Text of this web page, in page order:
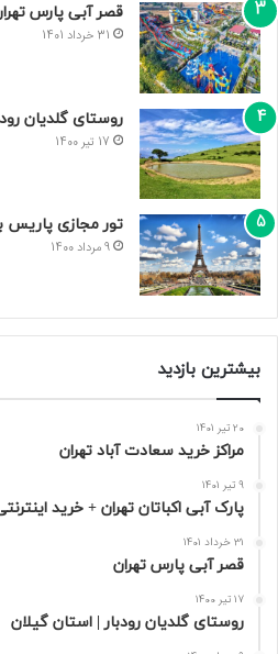
قصر آبی پارس
31 خرداد 1401
روستای گلدیان
17 تیر 1400
تور مجازی پاریس به صورت
9 مرداد 1400
بیشترین بازدید
20 تیر 1401
مراکز خرید سعادت‌ آباد تهران
9 تیر 1401
پارک آبی اکباتان تهران + خرید
31 خرداد 1401
قصر آبی پارس تهران
17 تیر 1400
روستای گلدیان رودبار | استان گیلان